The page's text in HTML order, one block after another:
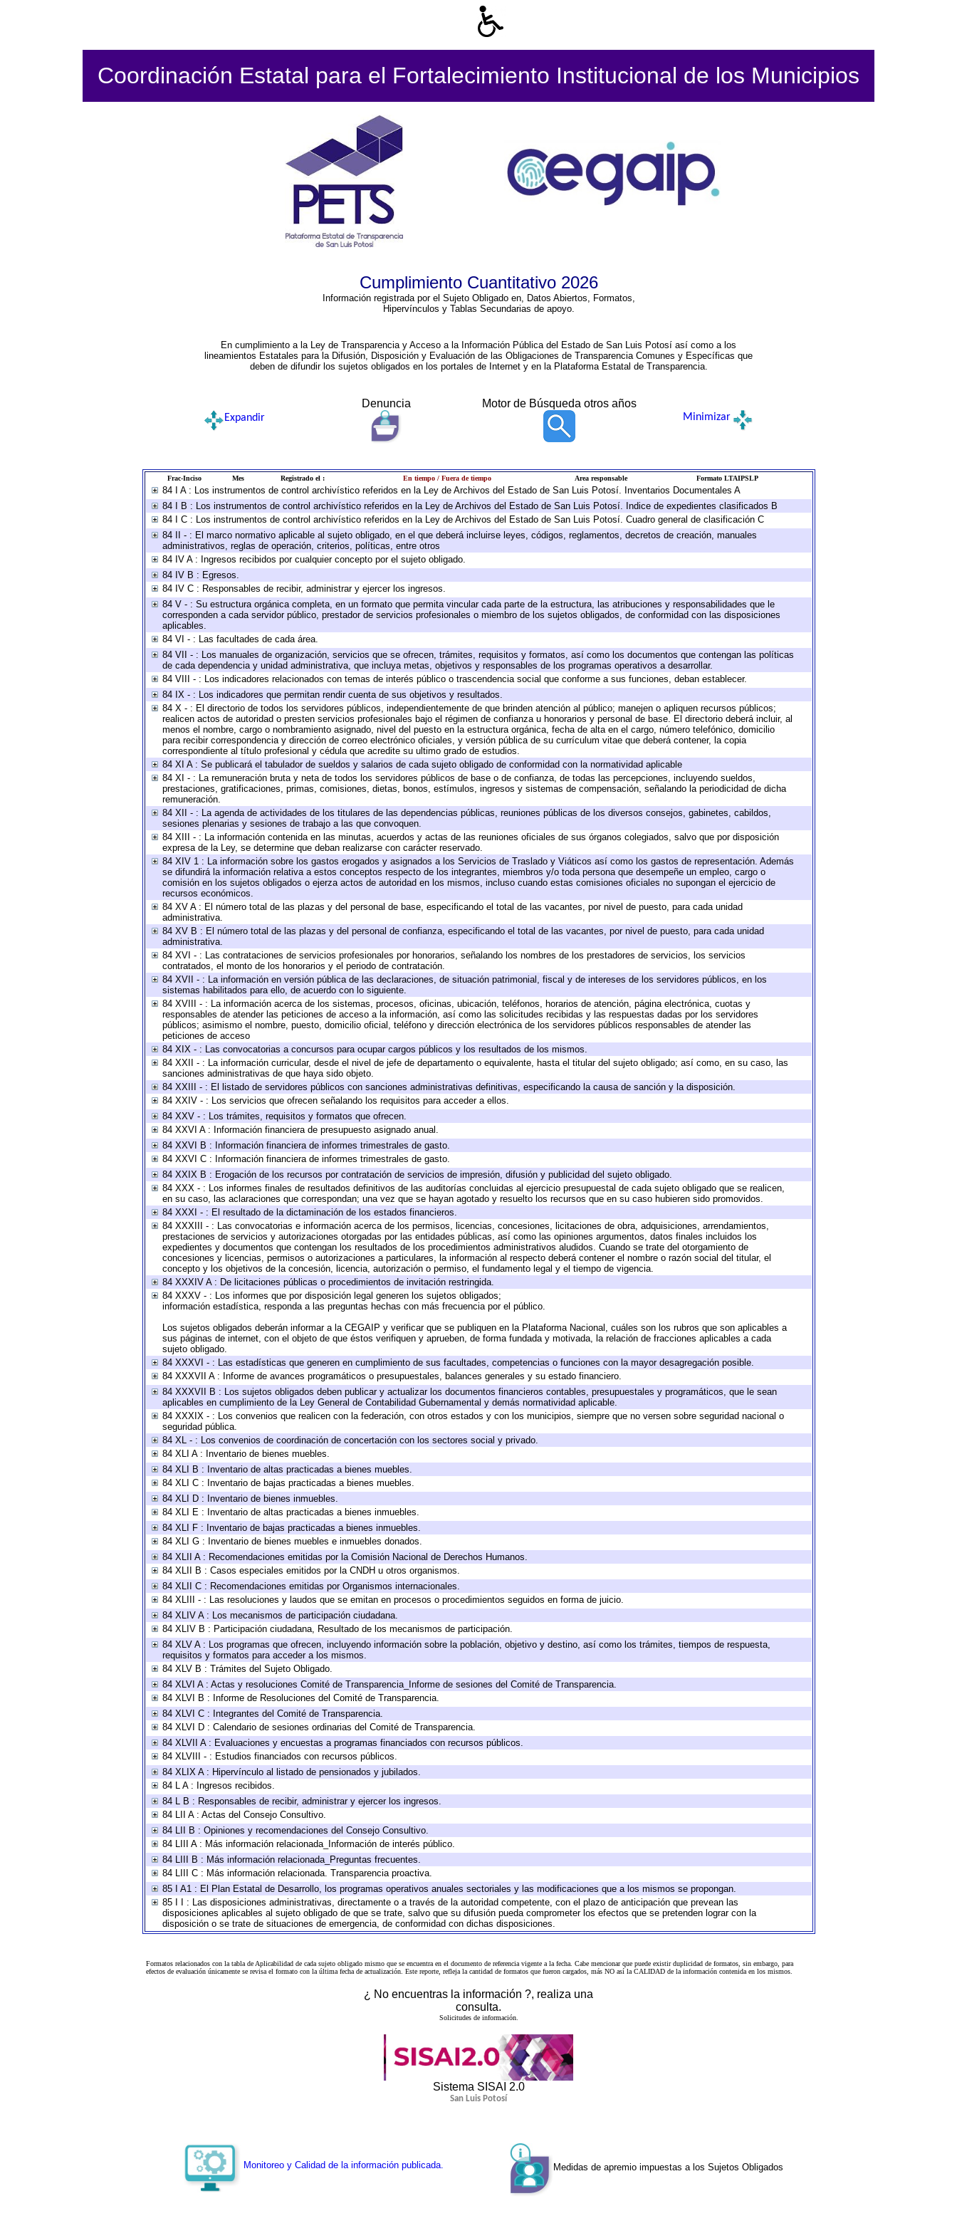
Coordinación Estatal para el Fortalecimiento Institucional de los Municipios
Cumplimiento Cuantitativo 2026
Información registrada por el Sujeto Obligado en, Datos Abiertos, Formatos,
Hipervínculos y Tablas Secundarias de apoyo.
En cumplimiento a la Ley de Transparencia y Acceso a la Información Pública del Estado de San Luis Potosí así como a los
lineamientos Estatales para la Difusión, Disposición y Evaluación de las Obligaciones de Transparencia Comunes y Específicas que
deben de difundir los sujetos obligados en los portales de Internet y en la Plataforma Estatal de Transparencia.
Denuncia Motor de Búsqueda otros años
Expandir Minimizar
Frac-Inciso Mes Registrado el : En tiempo / Fuera de tiempo Area responsable Formato LTAIPSLP
84 I A : Los instrumentos de control archivístico referidos en la Ley de Archivos del Estado de San Luis Potosí. Inventarios Documentales A
84 I B : Los instrumentos de control archivístico referidos en la Ley de Archivos del Estado de San Luis Potosí. Indice de expedientes clasificados B
84 I C : Los instrumentos de control archivístico referidos en la Ley de Archivos del Estado de San Luis Potosí. Cuadro general de clasificación C
84 II - : El marco normativo aplicable al sujeto obligado, en el que deberá incluirse leyes, códigos, reglamentos, decretos de creación, manuales
administrativos, reglas de operación, criterios, políticas, entre otros
84 IV A : Ingresos recibidos por cualquier concepto por el sujeto obligado.
84 IV B : Egresos.
84 IV C : Responsables de recibir, administrar y ejercer los ingresos.
84 V - : Su estructura orgánica completa, en un formato que permita vincular cada parte de la estructura, las atribuciones y responsabilidades que le
corresponden a cada servidor público, prestador de servicios profesionales o miembro de los sujetos obligados, de conformidad con las disposiciones
aplicables.
84 VI - : Las facultades de cada área.
84 VII - : Los manuales de organización, servicios que se ofrecen, trámites, requisitos y formatos, así como los documentos que contengan las políticas
de cada dependencia y unidad administrativa, que incluya metas, objetivos y responsables de los programas operativos a desarrollar.
84 VIII - : Los indicadores relacionados con temas de interés público o trascendencia social que conforme a sus funciones, deban establecer.
84 IX - : Los indicadores que permitan rendir cuenta de sus objetivos y resultados.
84 X - : El directorio de todos los servidores públicos, independientemente de que brinden atención al público; manejen o apliquen recursos públicos;
realicen actos de autoridad o presten servicios profesionales bajo el régimen de confianza u honorarios y personal de base. El directorio deberá incluir, al
menos el nombre, cargo o nombramiento asignado, nivel del puesto en la estructura orgánica, fecha de alta en el cargo, número telefónico, domicilio
para recibir correspondencia y dirección de correo electrónico oficiales, y versión pública de su currículum vitae que deberá contener, la copia
correspondiente al título profesional y cédula que acredite su ultimo grado de estudios.
84 XI A : Se publicará el tabulador de sueldos y salarios de cada sujeto obligado de conformidad con la normatividad aplicable
84 XI - : La remuneración bruta y neta de todos los servidores públicos de base o de confianza, de todas las percepciones, incluyendo sueldos,
prestaciones, gratificaciones, primas, comisiones, dietas, bonos, estímulos, ingresos y sistemas de compensación, señalando la periodicidad de dicha
remuneración.
84 XII - : La agenda de actividades de los titulares de las dependencias públicas, reuniones públicas de los diversos consejos, gabinetes, cabildos,
sesiones plenarias y sesiones de trabajo a las que convoquen.
84 XIII - : La información contenida en las minutas, acuerdos y actas de las reuniones oficiales de sus órganos colegiados, salvo que por disposición
expresa de la Ley, se determine que deban realizarse con carácter reservado.
84 XIV 1 : La información sobre los gastos erogados y asignados a los Servicios de Traslado y Viáticos así como los gastos de representación. Además
se difundirá la información relativa a estos conceptos respecto de los integrantes, miembros y/o toda persona que desempeñe un empleo, cargo o
comisión en los sujetos obligados o ejerza actos de autoridad en los mismos, incluso cuando estas comisiones oficiales no supongan el ejercicio de
recursos económicos.
84 XV A : El número total de las plazas y del personal de base, especificando el total de las vacantes, por nivel de puesto, para cada unidad
administrativa.
84 XV B : El número total de las plazas y del personal de confianza, especificando el total de las vacantes, por nivel de puesto, para cada unidad
administrativa.
84 XVI - : Las contrataciones de servicios profesionales por honorarios, señalando los nombres de los prestadores de servicios, los servicios
contratados, el monto de los honorarios y el periodo de contratación.
84 XVII - : La información en versión pública de las declaraciones, de situación patrimonial, fiscal y de intereses de los servidores públicos, en los
sistemas habilitados para ello, de acuerdo con lo siguiente.
84 XVIII - : La información acerca de los sistemas, procesos, oficinas, ubicación, teléfonos, horarios de atención, página electrónica, cuotas y
responsables de atender las peticiones de acceso a la información, así como las solicitudes recibidas y las respuestas dadas por los servidores
públicos; asimismo el nombre, puesto, domicilio oficial, teléfono y dirección electrónica de los servidores públicos responsables de atender las
peticiones de acceso
84 XIX - : Las convocatorias a concursos para ocupar cargos públicos y los resultados de los mismos.
84 XXII - : La información curricular, desde el nivel de jefe de departamento o equivalente, hasta el titular del sujeto obligado; así como, en su caso, las
sanciones administrativas de que haya sido objeto.
84 XXIII - : El listado de servidores públicos con sanciones administrativas definitivas, especificando la causa de sanción y la disposición.
84 XXIV - : Los servicios que ofrecen señalando los requisitos para acceder a ellos.
84 XXV - : Los trámites, requisitos y formatos que ofrecen.
84 XXVI A : Información financiera de presupuesto asignado anual.
84 XXVI B : Información financiera de informes trimestrales de gasto.
84 XXVI C : Información financiera de informes trimestrales de gasto.
84 XXIX B : Erogación de los recursos por contratación de servicios de impresión, difusión y publicidad del sujeto obligado.
84 XXX - : Los informes finales de resultados definitivos de las auditorías concluidas al ejercicio presupuestal de cada sujeto obligado que se realicen,
en su caso, las aclaraciones que correspondan; una vez que se hayan agotado y resuelto los recursos que en su caso hubieren sido promovidos.
84 XXXI - : El resultado de la dictaminación de los estados financieros.
84 XXXIII - : Las convocatorias e información acerca de los permisos, licencias, concesiones, licitaciones de obra, adquisiciones, arrendamientos,
prestaciones de servicios y autorizaciones otorgadas por las entidades públicas, así como las opiniones argumentos, datos finales incluidos los
expedientes y documentos que contengan los resultados de los procedimientos administrativos aludidos. Cuando se trate del otorgamiento de
concesiones y licencias, permisos o autorizaciones a particulares, la información al respecto deberá contener el nombre o razón social del titular, el
concepto y los objetivos de la concesión, licencia, autorización o permiso, el fundamento legal y el tiempo de vigencia.
84 XXXIV A : De licitaciones públicas o procedimientos de invitación restringida.
84 XXXV - : Los informes que por disposición legal generen los sujetos obligados;
información estadística, responda a las preguntas hechas con más frecuencia por el público.
Los sujetos obligados deberán informar a la CEGAIP y verificar que se publiquen en la Plataforma Nacional, cuáles son los rubros que son aplicables a
sus páginas de internet, con el objeto de que éstos verifiquen y aprueben, de forma fundada y motivada, la relación de fracciones aplicables a cada
sujeto obligado.
84 XXXVI - : Las estadísticas que generen en cumplimiento de sus facultades, competencias o funciones con la mayor desagregación posible.
84 XXXVII A : Informe de avances programáticos o presupuestales, balances generales y su estado financiero.
84 XXXVII B : Los sujetos obligados deben publicar y actualizar los documentos financieros contables, presupuestales y programáticos, que le sean
aplicables en cumplimiento de la Ley General de Contabilidad Gubernamental y demás normatividad aplicable.
84 XXXIX - : Los convenios que realicen con la federación, con otros estados y con los municipios, siempre que no versen sobre seguridad nacional o
seguridad pública.
84 XL - : Los convenios de coordinación de concertación con los sectores social y privado.
84 XLI A : Inventario de bienes muebles.
84 XLI B : Inventario de altas practicadas a bienes muebles.
84 XLI C : Inventario de bajas practicadas a bienes muebles.
84 XLI D : Inventario de bienes inmuebles.
84 XLI E : Inventario de altas practicadas a bienes inmuebles.
84 XLI F : Inventario de bajas practicadas a bienes inmuebles.
84 XLI G : Inventario de bienes muebles e inmuebles donados.
84 XLII A : Recomendaciones emitidas por la Comisión Nacional de Derechos Humanos.
84 XLII B : Casos especiales emitidos por la CNDH u otros organismos.
84 XLII C : Recomendaciones emitidas por Organismos internacionales.
84 XLIII - : Las resoluciones y laudos que se emitan en procesos o procedimientos seguidos en forma de juicio.
84 XLIV A : Los mecanismos de participación ciudadana.
84 XLIV B : Participación ciudadana, Resultado de los mecanismos de participación.
84 XLV A : Los programas que ofrecen, incluyendo información sobre la población, objetivo y destino, así como los trámites, tiempos de respuesta,
requisitos y formatos para acceder a los mismos.
84 XLV B : Trámites del Sujeto Obligado.
84 XLVI A : Actas y resoluciones Comité de Transparencia_Informe de sesiones del Comité de Transparencia.
84 XLVI B : Informe de Resoluciones del Comité de Transparencia.
84 XLVI C : Integrantes del Comité de Transparencia.
84 XLVI D : Calendario de sesiones ordinarias del Comité de Transparencia.
84 XLVII A : Evaluaciones y encuestas a programas financiados con recursos públicos.
84 XLVIII - : Estudios financiados con recursos públicos.
84 XLIX A : Hipervínculo al listado de pensionados y jubilados.
84 L A : Ingresos recibidos.
84 L B : Responsables de recibir, administrar y ejercer los ingresos.
84 LII A : Actas del Consejo Consultivo.
84 LII B : Opiniones y recomendaciones del Consejo Consultivo.
84 LIII A : Más información relacionada_Información de interés público.
84 LIII B : Más información relacionada_Preguntas frecuentes.
84 LIII C : Más información relacionada. Transparencia proactiva.
85 I A1 : El Plan Estatal de Desarrollo, los programas operativos anuales sectoriales y las modificaciones que a los mismos se propongan.
85 I I : Las disposiciones administrativas, directamente o a través de la autoridad competente, con el plazo de anticipación que prevean las
disposiciones aplicables al sujeto obligado de que se trate, salvo que su difusión pueda comprometer los efectos que se pretenden lograr con la
disposición o se trate de situaciones de emergencia, de conformidad con dichas disposiciones.
Formatos relacionados con la tabla de Aplicabilidad de cada sujeto obligado mismo que se encuentra en el documento de referenciavigente a la fecha. Cabe mencionar que puede existir duplicidad de formatos, sin embargo, para
efectos de evaluación únicamente se revisa el formato con la última fecha de actualización. Este reporte, refleja la cantidad de formatos que fueron cargados, más NO así la CALIDAD de la información contenida en los mismos.
¿ No encuentras la información ?, realiza una
consulta.
Solicitudes de información.
Sistema SISAI 2.0
San Luis Potosí
Monitoreo y Calidad de la información publicada. Medidas de apremio impuestas a los Sujetos Obligados